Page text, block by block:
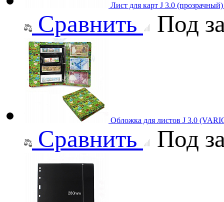
Лист для карт J 3.0
Сравнить Под
Обложка для листов J 3.0
Сравнить Под